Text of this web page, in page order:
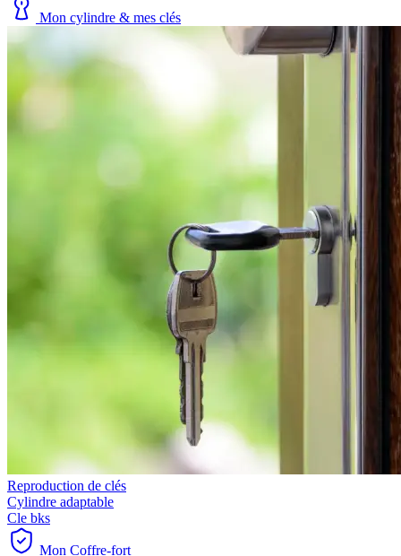
Mon cylindre & mes clés
Reproduction de clés
Cylindre adaptable
Cle bks
Mon Coffre-fort